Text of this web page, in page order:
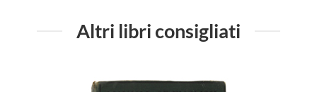
Altri libri consigliati